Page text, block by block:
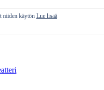
niiden käytön Lue lisää